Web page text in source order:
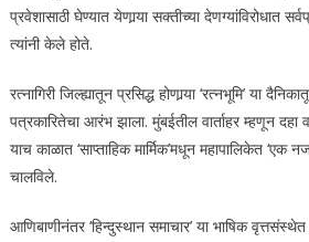
प्रवेशासाठी घेण्यात येणार्‍या सक्तीच्या देणग्यांविरोधात
त्यांनी केले होते.
रत्नागिरी जिल्ह्यातून प्रसिद्ध होणार्‍या ‘रत्नभूमि’ या
पत्रकारितेचा आरंभ झाला. मुंबईतील वार्ताहर म्हणून दहा
याच काळात ‘साप्ताहिक मार्मिक’मधून महापालिकेत ‘एक
चालविले.
आणिबाणीनंतर ‘हिन्दुस्थान समाचार’ या भाषिक वृत्तसंस्थेत